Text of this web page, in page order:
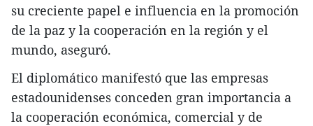
su creciente papel e influencia en la promoción
de la paz y la cooperación en la región y el
mundo, aseguró.
El diplomático manifestó que las empresas
estadounidenses conceden gran importancia a
la cooperación económica, comercial y de